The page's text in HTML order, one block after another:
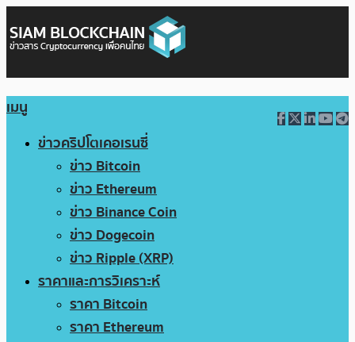
เมนู
ข่าวคริปโตเคอเรนซี่
ข่าว Bitcoin
ข่าว Ethereum
ข่าว Binance Coin
ข่าว Dogecoin
ข่าว Ripple (XRP)
ราคาและการวิเคราะห์
ราคา Bitcoin
ราคา Ethereum